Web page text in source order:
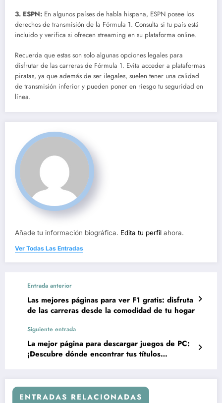
3. ESPN: En algunos países de habla hispana, ESPN posee los
derechos de transmisión de la Fórmula 1. Consulta si tu país está
incluido y verifica si ofrecen streaming en su plataforma online.
Recuerda que estas son solo algunas opciones legales para
disfrutar de las carreras de Fórmula 1. Evita acceder a plataformas
piratas, ya que además de ser ilegales, suelen tener una calidad
de transmisión inferior y pueden poner en riesgo tu seguridad en
línea.
Añade tu información biográfica. Edita tu perfil ahora.
Ver Todas Las Entradas
Entrada anterior
Las mejores páginas para ver F1 gratis: disfruta
de las carreras desde la comodidad de tu hogar
Siguiente entrada
La mejor página para descargar juegos de PC:
¡Descubre dónde encontrar tus títulos
ENTRADAS RELACIONADAS